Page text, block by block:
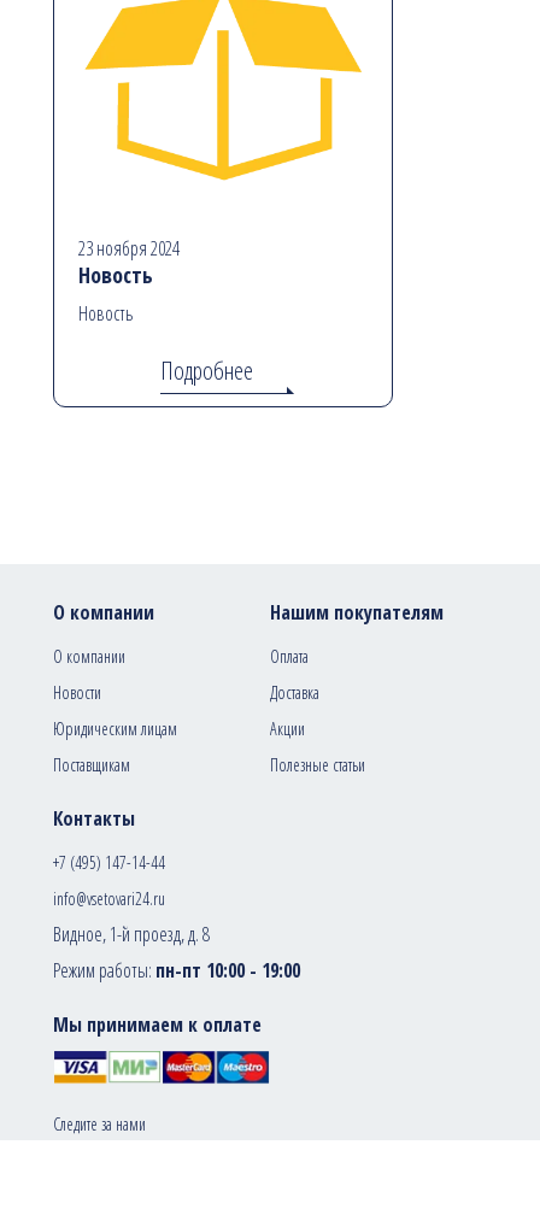
23 ноября 2024
Новость
Новость
Подробнее
Контакты
+7 (495) 147-14-44
info@vsetovari24.ru
Видное, 1-й проезд, д. 8
Режим работы: пн-пт 10:00 - 19:00
О компании
О компании
Новости
Юридическим лицам
Поставщикам
Нашим покупателям
Оплата
Доставка
Акции
Полезные статьи
Мы принимаем к оплате
Следите за нами